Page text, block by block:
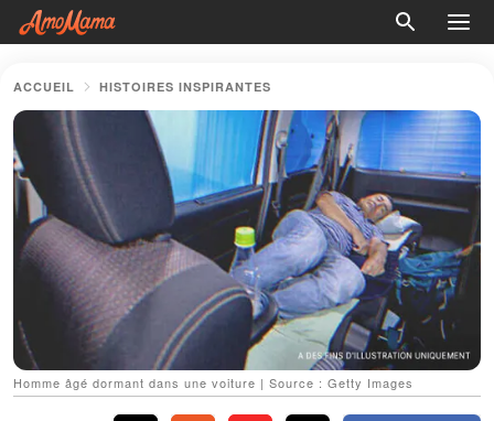
ACCUEIL HISTOIRES INSPIRANTES
Homme âgé dormant dans une voiture | Source : Getty Images